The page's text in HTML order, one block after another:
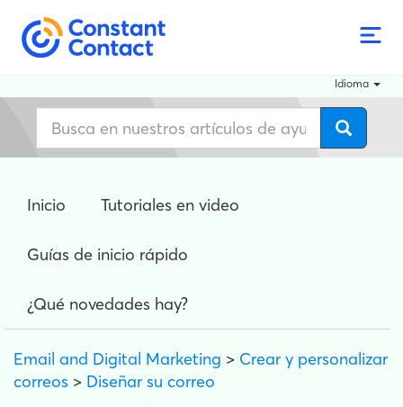
Idioma
Inicio Tutoriales en video
Guías de inicio rápido
¿Qué novedades hay?
Email and Digital Marketing > Crear y personalizar
correos > Diseñar su correo